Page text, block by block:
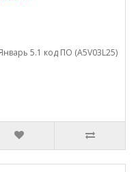
5.1 код ПО (A5V03L25)